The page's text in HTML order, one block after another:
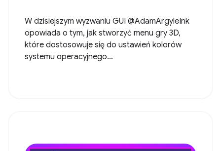
W dzisiejszym wyzwaniu GUI @AdamArgyleInk
opowiada o tym, jak stworzyć menu gry 3D,
które dostosowuje się do ustawień kolorów
systemu operacyjnego...